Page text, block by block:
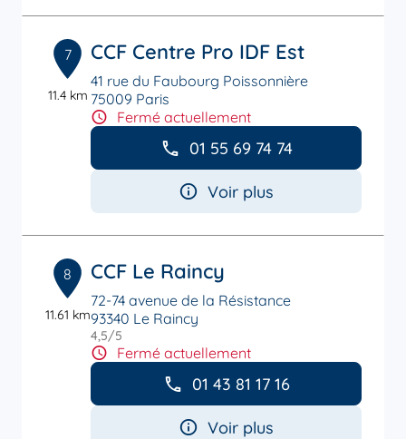
7
11.4 km
CCF Centre Pro IDF Est
41 rue du Faubourg Poissonnière
75009 Paris
Fermé actuellement
01 55 69 74 74
Voir plus
8
11.61 km
CCF Le Raincy
72-74 avenue de la Résistance
93340 Le Raincy
4,5/5
Fermé actuellement
01 43 81 17 16
Voir plus